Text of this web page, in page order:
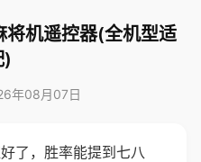
将机遥控器(全机型适
)
年08月07日
了，胜率能提到七八